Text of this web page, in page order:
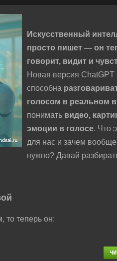
Искусственный
просто пишет — он
говорит, видит и
Новая версия ChatGPT
способна
голосом в реальном
понимать видео,
эмоции в голосе. Что
для нас и зачем вообще
нужно? Давай
то теперь он: